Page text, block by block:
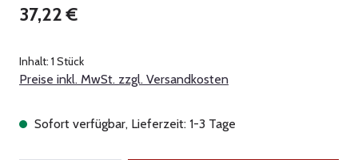
Regulärer Preis:
37,22 €
Inhalt: 1 Stück
Preise inkl. MwSt. zzgl. Versandkosten
Sofort verfügbar, Lieferzeit: 1-3 Tage